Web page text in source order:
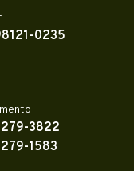
0235
3822
1583